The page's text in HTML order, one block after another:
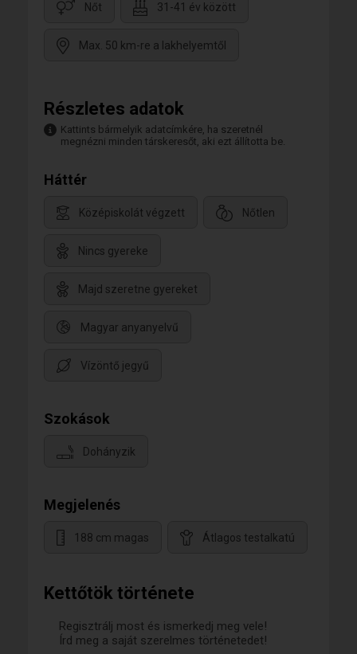
Kettőtök története
Regisztrálj most és ismerkedj meg vele!
Írd meg a saját szerelmes történetedet!
Nőt 31-41 év között
Max. 50 km-re a lakhelyemtől
Részletes adatok
Kattints bármelyik adatcímkére, ha szeretnél
megnézni minden társkeresőt, aki ezt állította be.
Háttér
Középiskolát végzett Nőtlen
Nincs gyereke
Majd szeretne gyereket
Magyar anyanyelvű
Vízöntő jegyű
Szokások
Dohányzik
Megjelenés
188 cm magas Átlagos testalkatú